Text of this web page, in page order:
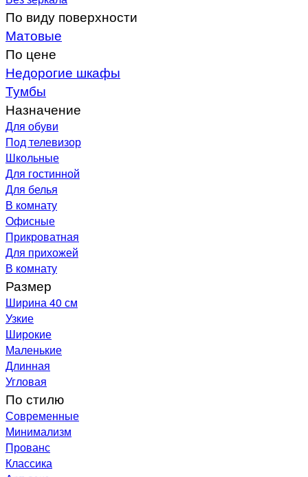
По виду поверхности
Матовые
По цене
Недорогие шкафы
Тумбы
Назначение
Для обуви
Под телевизор
Школьные
Для гостинной
Для белья
В комнату
Офисные
Прикроватная
Для прихожей
В комнату
Размер
Ширина 40 см
Узкие
Широкие
Маленькие
Длинная
Угловая
По стилю
Современные
Минимализм
Прованс
Классика